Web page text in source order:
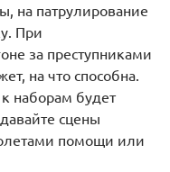
на патрулирование
При
за преступниками
на что способна.
наборам будет
сцены
помощи или